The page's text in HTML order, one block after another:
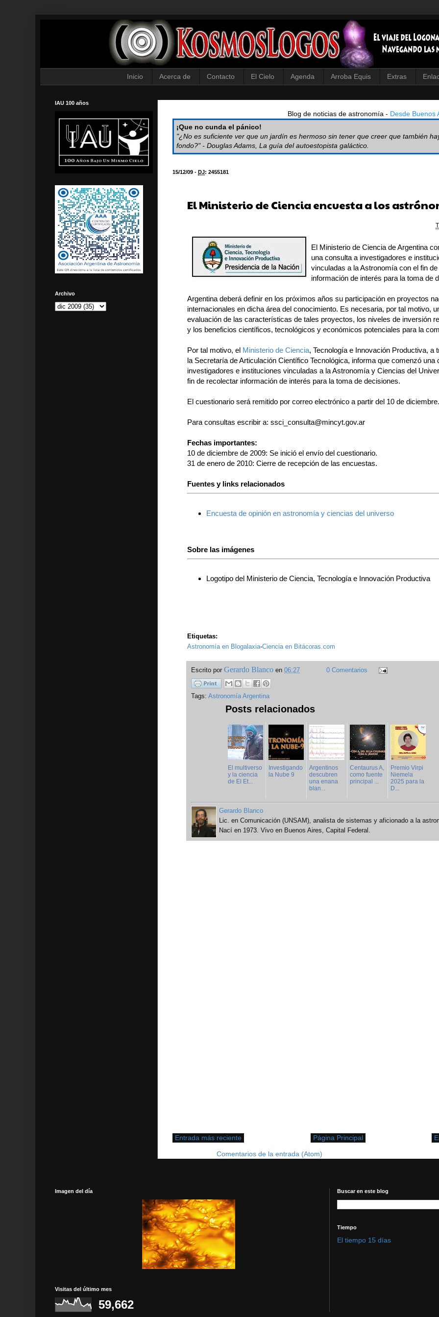
Inicio Acerca de Contacto El Cielo Agenda Arroba Equis Extras
Blog de noticias de astronomía - Desde Buenos
¡Que no cunda el pánico!
"¿No es suficiente ver que un jardín es hermoso sin tener que creer que también
fondo?" - Douglas Adams, La guía del autoestopista galáctico.
15/12/09 - DJ: 2455181
El Ministerio de Ciencia encuesta a los
El Ministerio de Ciencia de Argentina
una consulta a investigadores e
vinculadas a la Astronomía con el fin
información de interés para la toma de
Argentina deberá definir en los próximos años su participación en proyectos
internacionales en dicha área del conocimiento. Es necesaria, por tal motivo,
evaluación de las características de tales proyectos, los niveles de inversión
y los beneficios científicos, tecnológicos y económicos potenciales para la
Por tal motivo, el Ministerio de Ciencia, Tecnología e Innovación Productiva, a
la Secretaría de Articulación Científico Tecnológica, informa que comenzó una
investigadores e instituciones vinculadas a la Astronomía y Ciencias del
fin de recolectar información de interés para la toma de decisiones.
El cuestionario será remitido por correo electrónico a partir del 10 de diciembre.
Para consultas escribir a: ssci_consulta@mincyt.gov.ar
Fechas importantes:
10 de diciembre de 2009: Se inició el envío del cuestionario.
31 de enero de 2010: Cierre de recepción de las encuestas.
Fuentes y links relacionados
Encuesta de opinión en astronomía y ciencias del universo
Sobre las imágenes
Logotipo del Ministerio de Ciencia, Tecnología e Innovación Productiva
Etiquetas:
Astronomía en Blogalaxia-Ciencia en Bitácoras.com
Escrito por Gerardo Blanco en 06:27 0 Comentarios
Tags: Astronomía Argentina
Posts relacionados
El multiverso
y la ciencia
de El Et...
Investigando
la Nube 9
Argentinos
descubren
una enana
blan...
Centaurus A,
como fuente
principal ...
Premio Virpi
Niemela
2025 para la
D...
Gerardo Blanco
Lic. en Comunicación (UNSAM), analista de sistemas y aficionado a la
Nací en 1973. Vivo en Buenos Aires, Capital Federal.
Entrada más reciente Página Principal
Comentarios de la entrada (Atom)
IAU 100 años
Archivo
Imagen del día
Visitas del último mes
59,662
Buscar en este blog
Tiempo
El tiempo 15 días